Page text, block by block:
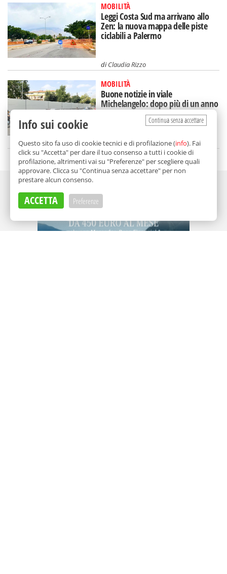
MOBILITÀ
Leggi Costa Sud ma arrivano allo
Zen: la nuova mappa delle piste
ciclabili a Palermo
diClaudia Rizzo
MOBILITÀ
Buone notizie in viale
Michelangelo: dopo più di un anno
addio al cantiere (incubo)
diRedazione
Continua senza accettare
Info sui cookie
Questo sito fa uso di cookie tecnici e di profilazione (info). Fai
click su "Accetta" per dare il tuo consenso a tutti i cookie di
profilazione, altrimenti vai su "Preferenze" per scegliere quali
approvare. Clicca su "Continua senza accettare" per non
prestare alcun consenso.
ACCETTA Preferenze